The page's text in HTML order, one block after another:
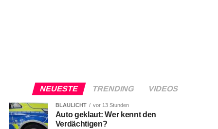
NEUESTE TRENDING VIDEOS
BLAULICHT vor 13 Stunden
Auto geklaut: Wer kennt den
Verdächtigen?